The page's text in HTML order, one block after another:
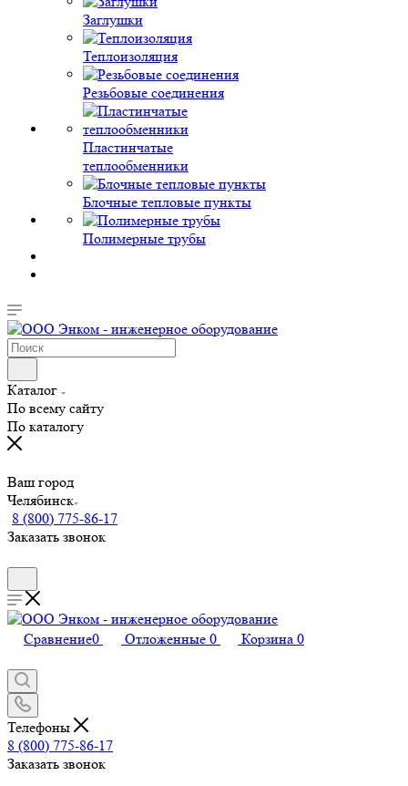
Заглушки
Теплоизоляция
Резьбовые соединения
Пластинчатые
теплообменники
Блочные тепловые пункты
Полимерные трубы
Каталог
По всему сайту
По каталогу
Ваш город
Челябинск
8 (800) 775-86-17
Заказать звонок
Сравнение0 Отложенные 0 Корзина 0
Телефоны
8 (800) 775-86-17
Заказать звонок